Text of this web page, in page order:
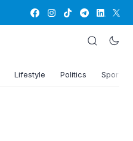
Lifestyle Politics Sports